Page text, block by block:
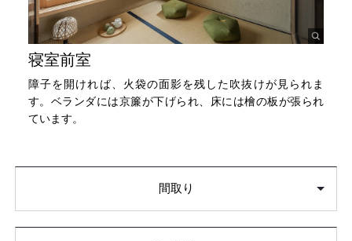
寝室前室
障子を開ければ、火袋の面影を残した吹抜けが見られま
す。ベランダには京簾が下げられ、床には檜の板が張られ
ています。
間取り